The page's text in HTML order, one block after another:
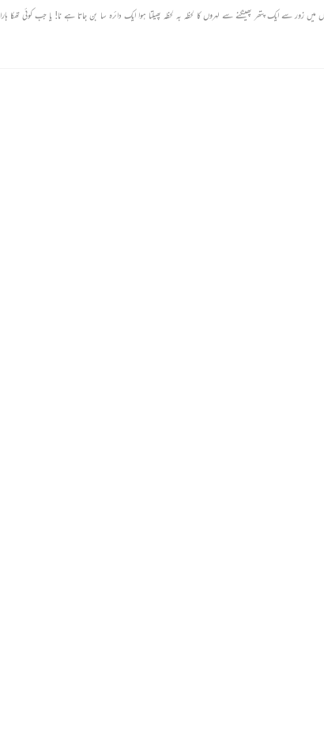
سے ایک پتھر پھینکنے سے لہروں کا لحظہ بہ لحظہ پھیلتا ہوا ایک دائرہ سا بن جاتا ہے نا! یا جب کوئی تھکا ہارا